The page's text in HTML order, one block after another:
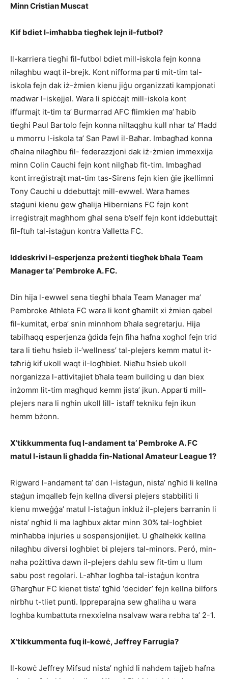
Minn Cristian Muscat
Kif bdiet l-imħabba tiegħek lejn il-futbol?
Il-karriera tiegħi fil-futbol bdiet mill-iskola fejn konna
nilagħbu waqt il-brejk. Kont nifforma parti mit-tim tal-
iskola fejn dak iż-żmien kienu jiġu organizzati kampjonati
madwar l-iskejjel. Wara li spiċċajt mill-iskola kont
iffurmajt it-tim ta’ Burmarrad AFC flimkien ma’ ħabib
tiegħi Paul Bartolo fejn konna niltaqgħu kull nhar ta’ Ħadd
u mmorru l-iskola ta’ San Pawl il-Baħar. Imbagħad konna
dħalna nilagħbu fil- federazzjoni dak iż-żmien immexxija
minn Colin Cauchi fejn kont nilgħab fit-tim. Imbagħad
kont irreġistrajt mat-tim tas-Sirens fejn kien ġie jkellimni
Tony Cauchi u ddebuttajt mill-ewwel. Wara ħames
staġuni kienu ġew għalija Hibernians FC fejn kont
irreġistrajt magħhom għal sena b’self fejn kont iddebuttajt
fil-ftuħ tal-istaġun kontra Valletta FC.
Iddeskrivi l-esperjenza preżenti tiegħek bħala Team
Manager ta’ Pembroke A. FC.
Din hija l-ewwel sena tiegħi bħala Team Manager ma’
Pembroke Athleta FC wara li kont għamilt xi żmien qabel
fil-kumitat, erba’ snin minnhom bħala segretarju. Hija
tabilħaqq esperjenza ġdida fejn fiha ħafna xogħol fejn trid
tara li tieħu ħsieb il-‘wellness’ tal-plejers kemm matul it-
taħriġ kif ukoll waqt il-logħbiet. Nieħu ħsieb ukoll
norganizza l-attivitajiet bħala team building u dan biex
inżomm lit-tim magħqud kemm jista’ jkun. Apparti mill-
plejers nara li ngħin ukoll lill- istaff tekniku fejn ikun
hemm bżonn.
X’tikkummenta fuq l-andament ta’ Pembroke A. FC
matul l-istaun li għadda fin-National Amateur League 1?
Rigward l-andament ta’ dan l-istaġun, nista’ ngħid li kellna
staġun imqalleb fejn kellna diversi plejers stabbiliti li
kienu mweġġa’ matul l-istaġun inkluż il-plejers barranin li
nista’ ngħid li ma lagħbux aktar minn 30% tal-logħbiet
minħabba injuries u sospensjonijiet. U għalhekk kellna
nilagħbu diversi logħbiet bi plejers tal-minors. Peró, min-
naħa pożittiva dawn il-plejers daħlu sew fit-tim u llum
sabu post regolari. L-aħħar logħba tal-istaġun kontra
Għargħur FC kienet tista’ tgħid ‘decider’ fejn kellna bilfors
nirbħu t-tliet punti. Ippreparajna sew għaliha u wara
logħba kumbattuta rnexxielna nsalvaw wara rebħa ta’ 2-1.
X’tikkummenta fuq il-kowċ, Jeffrey Farrugia?
Il-kowċ Jeffrey Mifsud nista’ ngħid li naħdem tajjeb ħafna